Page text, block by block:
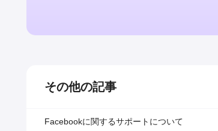
その他の記事
Facebookに関するサポートについて